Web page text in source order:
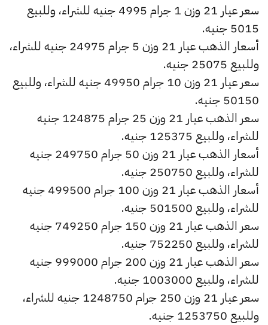
سعر عيار 21 وزن 1 جرام 4995 جنيه للشراء، وللبيع
5015 جنيه.
أسعار الذهب عيار 21 وزن 5 جرام 24975 جنيه للشراء،
وللبيع 25075 جنيه.
سعر عيار 21 وزن 10 جرام 49950 جنيه للشراء، وللبيع
50150 جنيه.
سعر الذهب عيار 21 وزن 25 جرام 124875 جنيه
للشراء، وللبيع 125375 جنيه.
أسعار الذهب عيار 21 وزن 50 جرام 249750 جنيه
للشراء، وللبيع 250750 جنيه.
أسعار الذهب عيار 21 وزن 100 جرام 499500 جنيه
للشراء، وللبيع 501500 جنيه.
سعر الذهب عيار 21 وزن 150 جرام 749250 جنيه
للشراء، وللبيع 752250 جنيه.
سعر الذهب عيار 21 وزن 200 جرام 999000 جنيه
للشراء، وللبيع 1003000 جنيه.
سعر عيار 21 وزن 250 جرام 1248750 جنيه للشراء،
وللبيع 1253750 جنيه.